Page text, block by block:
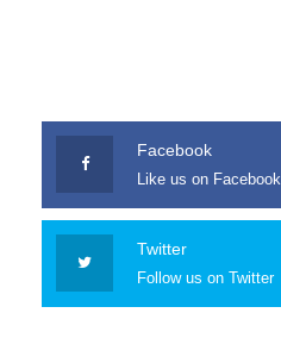
Facebook
Like us on Facebook
Twitter
Follow us on Twitter